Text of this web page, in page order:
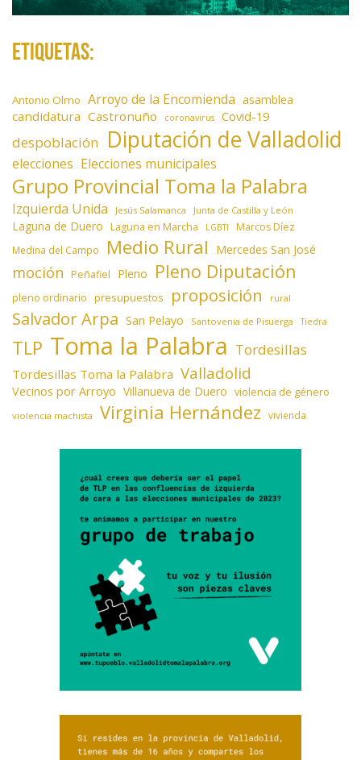
Etiquetas:
Antonio Olmo Arroyo de la Encomienda asamblea
candidatura Castronuño coronavirus Covid-19
despoblación Diputación de Valladolid
elecciones Elecciones municipales
Grupo Provincial Toma la Palabra
Izquierda Unida Jesús Salamanca Junta de Castilla y León
Laguna de Duero Laguna en Marcha LGBTI Marcos Díez
Medina del Campo Medio Rural Mercedes San José
moción Peñafiel Pleno Pleno Diputación
pleno ordinario presupuestos proposición rural
Salvador Arpa San Pelayo Santovenia de Pisuerga Tiedra
TLP Toma la Palabra Tordesillas
Tordesillas Toma la Palabra Valladolid
Vecinos por Arroyo Villanueva de Duero violencia de género
violencia machista Virginia Hernández vivienda